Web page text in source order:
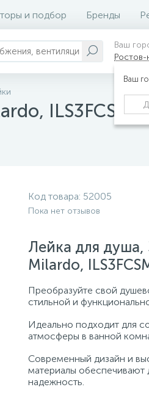
и подбор Бренды
Ваш
Ваш
Код товара: 52005
Пока нет отзывов
Лейка для душа,
Milardo,
Преобразуйте свой
стильной и
Идеально подходит для
атмосферы в ванной
Современный дизайн и
материалы обеспечивают
надежность.